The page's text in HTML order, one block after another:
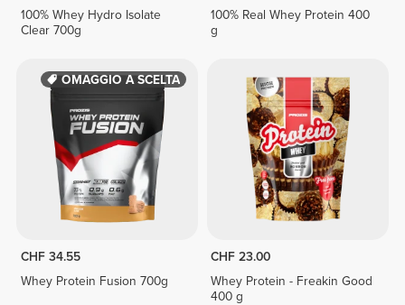
100% Whey Hydro Isolate
Clear 700g
100% Real Whey Protein 400
g
OMAGGIO A SCELTA
CHF 34.55
Whey Protein Fusion 700g
CHF 23.00
Whey Protein - Freakin Good
400 g